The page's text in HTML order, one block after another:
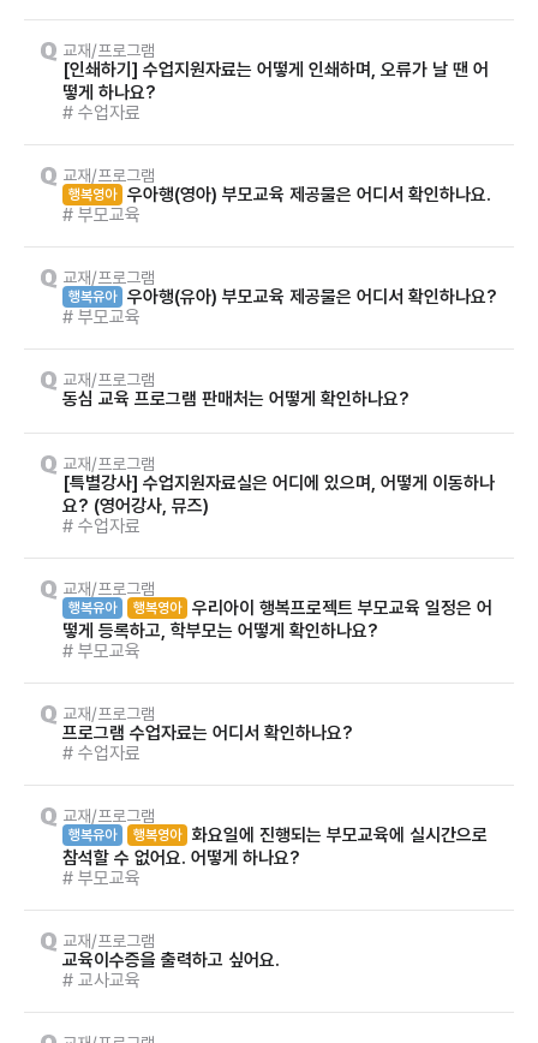
교재/프로그램
[인쇄하기] 수업지원자료는 어떻게 인쇄하며, 오류가 날 땐 어
떻게 하나요?
# 수업자료
교재/프로그램
행복영아
우아행(영아) 부모교육 제공물은 어디서 확인하나요.
# 부모교육
교재/프로그램
행복유아
우아행(유아) 부모교육 제공물은 어디서 확인하나요?
# 부모교육
교재/프로그램
동심 교육 프로그램 판매처는 어떻게 확인하나요?
교재/프로그램
[특별강사] 수업지원자료실은 어디에 있으며, 어떻게 이동하나
요? (영어강사, 뮤즈)
# 수업자료
교재/프로그램
행복유아 행복영아
우리아이 행복프로젝트 부모교육 일정은 어
떻게 등록하고, 학부모는 어떻게 확인하나요?
# 부모교육
교재/프로그램
프로그램 수업자료는 어디서 확인하나요?
# 수업자료
교재/프로그램
행복유아 행복영아
화요일에 진행되는 부모교육에 실시간으로
참석할 수 없어요. 어떻게 하나요?
# 부모교육
교재/프로그램
교육이수증을 출력하고 싶어요.
# 교사교육